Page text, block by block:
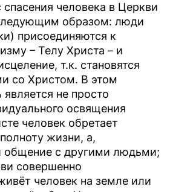
человека в Церкви
образом: люди
присоединяются к
– Телу Христа – и
т.к. становятся
со Христом. В этом
не просто
освящения
человек обретает
жизни, а,
общение с другими людьми;
совершенно
человек на земле или